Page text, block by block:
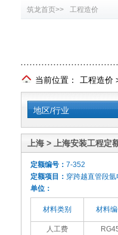
筑龙首页>> 工程造价
当前位置： 工程造价
地区/行业
上海 > 上海安装工程定
定额编号： 7-352
定额项目： 穿跨越直管段
单位：
材料类别 材料
人工费